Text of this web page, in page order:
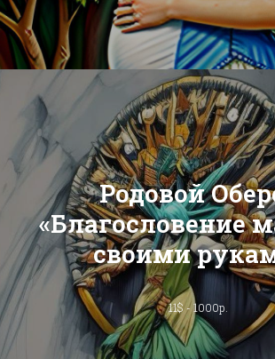
Родовой
«Благословение
своими
11$ - 1000р.